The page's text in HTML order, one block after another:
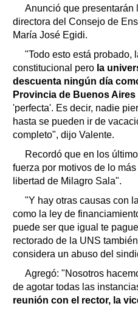
Anunció que presentarán
directora del Consejo de
María José Egidi.
"Todo esto está probado,
constitucional pero la
descuenta ningún día
Provincia de Buenos Aires
'perfecta'. Es decir, nadie
hasta se pueden ir de
completo", dijo Valente.
Recordó que en los
fuerza por motivos de lo
libertad de Milagro Sala".
"Y hay otras causas con
como la ley de
puede ser que igual te
rectorado de la UNS
considera un abuso del
Agregó: "Nosotros
de agotar todas las
reunión con el rector, la